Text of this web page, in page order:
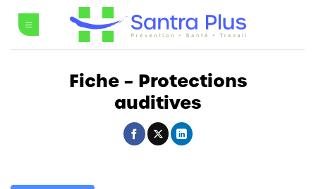
Fiche – Protections
auditives